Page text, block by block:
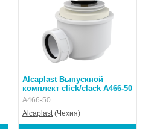
Alcaplast Выпускной
комплект click/clack A466-50
A466-50
Alcaplast (Чехия)